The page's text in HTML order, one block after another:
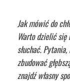
Jak mówić do
Warto dzielić
słuchać.
zbudować
znajdź własny